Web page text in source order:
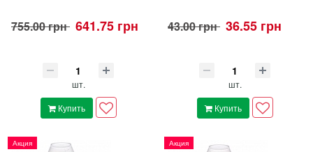
755.00 грн 641.75 грн
шт.
Купить
43.00 грн 36.55 грн
шт.
Купить
Акция Акция